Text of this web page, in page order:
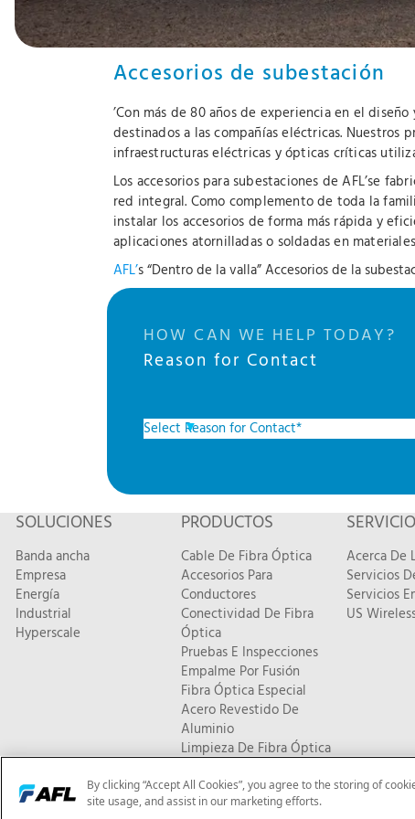
Accesorios de subestación
’Con más de 80 años de experiencia en el
destinados a las compañías eléctricas.
infraestructuras eléctricas y ópticas críticas
Los accesorios para subestaciones de AFL’se
red integral. Como complemento de toda la
instalar los accesorios de forma más rápida y
aplicaciones atornilladas o soldadas en
AFL’s “Dentro de la valla” Accesorios de la
HOW CAN WE HELP TODAY?
Reason for Contact
SOLUCIONES
Banda ancha
Empresa
Energía
Industrial
Hyperscale
PRODUCTOS
Cable De Fibra Óptica
Accesorios Para
Conductores
Conectividad De Fibra
Óptica
Pruebas E Inspecciones
Empalme Por Fusión
Fibra Óptica Especial
Acero Revestido De
Aluminio
Limpieza De Fibra Óptica
Acerca De
Servicios
Servicios
US
© 2026 AFL. Todos los derechos reservados |Política de
By clicking “Accept All Cookies”, you agree to the storing of
site usage, and assist in our marketing efforts.